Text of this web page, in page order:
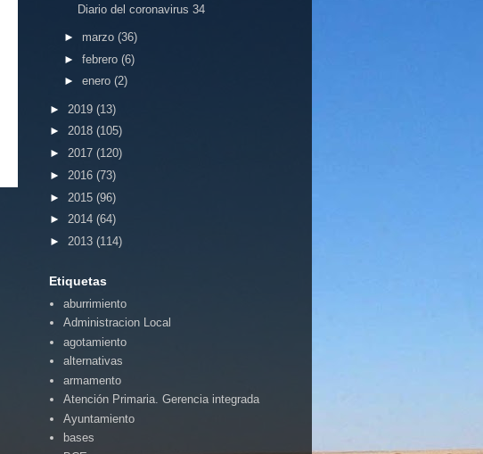
Diario del coronavirus 34
► marzo (36)
► febrero (6)
► enero (2)
► 2019 (13)
► 2018 (105)
► 2017 (120)
► 2016 (73)
► 2015 (96)
► 2014 (64)
► 2013 (114)
Etiquetas
aburrimiento
Administracion Local
agotamiento
alternativas
armamento
Atención Primaria. Gerencia integrada
Ayuntamiento
bases